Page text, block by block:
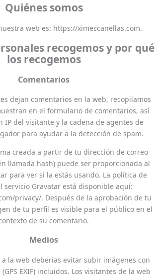
Quiénes somos
web es: https://ximescanellas.com.
recogemos y por qué
los recogemos
Comentarios
dejan comentarios en la web, recopilamos
en el formulario de comentarios, así
IP del visitante y la cadena de agentes de
para ayudar a la detección de spam.
creada a partir de tu dirección de correo
llamada hash) puede ser proporcionada al
para ver si la estás usando. La política de
servicio Gravatar está disponible aquí:
privacy/. Después de la aprobación de tu
de tu perfil es visible para el público en el
de su comentario.
Medios
a la web deberías evitar subir imágenes con
EXIF) incluidos. Los visitantes de la web